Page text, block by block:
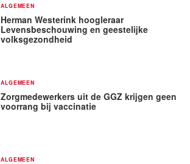
ALGEMEEN
Herman Westerink hoogleraar
Levensbeschouwing en geestelijke
volksgezondheid
ALGEMEEN
Zorgmedewerkers uit de GGZ krijgen geen
voorrang bij vaccinatie
ALGEMEEN